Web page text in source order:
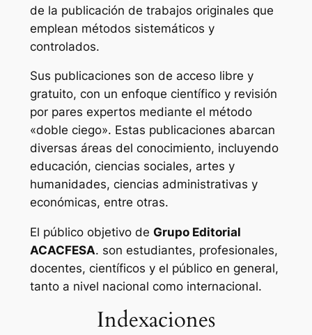
de la publicación de trabajos originales que
emplean métodos sistemáticos y
controlados.
Sus publicaciones son de acceso libre y
gratuito, con un enfoque científico y revisión
por pares expertos mediante el método
«doble ciego». Estas publicaciones abarcan
diversas áreas del conocimiento, incluyendo
educación, ciencias sociales, artes y
humanidades, ciencias administrativas y
económicas, entre otras.
El público objetivo de Grupo Editorial
ACACFESA. son estudiantes, profesionales,
docentes, científicos y el público en general,
tanto a nivel nacional como internacional.
Indexaciones